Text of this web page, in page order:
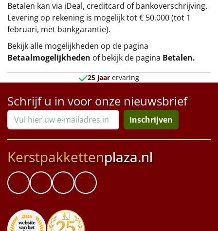
Betalen kan via iDeal, creditcard of bankoverschrijving.
Levering op rekening is mogelijk tot € 50.000 (tot 1
februari, met bankgarantie).
Bekijk alle mogelijkheden op de pagina
Betaalmogelijkheden of bekijk de pagina Betalen.
25 jaar ervaring
Schrijf u in voor onze nieuwsbrief
Inschrijven
Kerstpakkettenplaza.nl